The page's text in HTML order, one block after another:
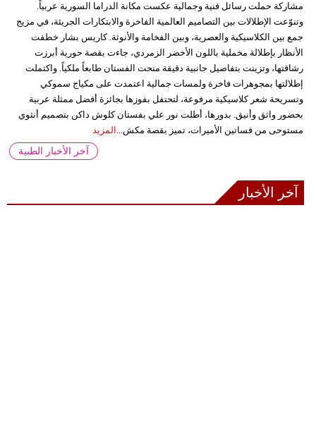
مشاركة حملت رسائل فنية وجمالية عكست مكانة الدراما السورية عربياً.
وتنوّعت الإطلالات بين التصاميم العالمية الفاخرة والابتكارات الجريئة، في مزيج
جمع بين الكلاسيكية والعصرية، وبين الفخامة والأنوثة. كاريس بشار خطفت
الأنظار بإطلالة مخملية باللون الأخضر الزمردي، جاءت بقصة حورية أبرزت
رشاقتها، وتزينت بتفاصيل جانبية دقيقة منحت الفستان طابعاً ملكياً. واكتملت
إطلالتها بمجوهرات فاخرة ولمسات جمالية اعتمدت على مكياج سموكي
وتسريحة شعر كلاسيكية مرفوعة، لتحتفل بفوزها بجائزة أفضل ممثلة عربية
بحضور واثق وأنيق. بدورها، أطلت نور علي بفستان كلوش داكن بتصميم أنثوي
مستوحى من فساتين الأميرات، تميز بقصة مكش... المزيد
آخر الأخبار الطبية
آخر الأخبار